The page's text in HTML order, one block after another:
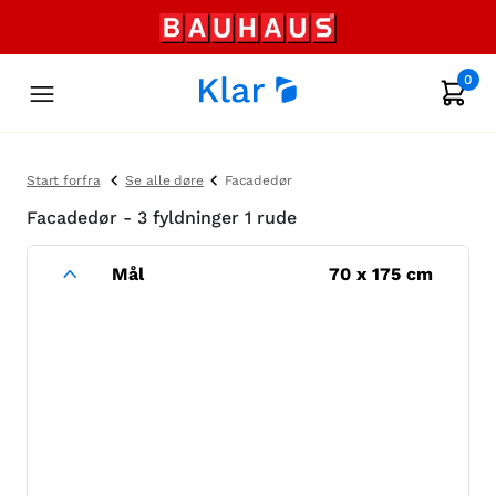
0
Start forfra Se alle døre Facadedør
Facadedør - 3 fyldninger 1 rude
Mål 70 x 175 cm